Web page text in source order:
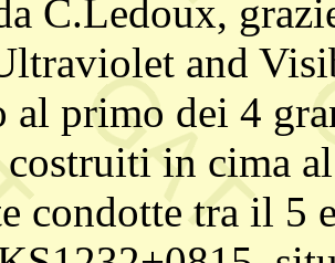
C.Ledoux,
and
al primo dei 4
in cima
condotte tra il